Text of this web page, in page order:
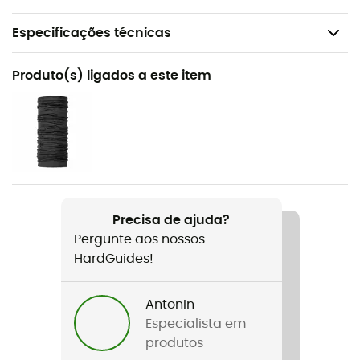
Especificações técnicas
Recomendado para
Caminhada / Escalada em bloco / Ski de montanha /
Alpinismo
Género
Mulher
Nome do produto
Odle Fleece
Produto(s) ligados a este item
Precisa de ajuda?
Pergunte aos nossos
HardGuides!
Antonin
Especialista em
produtos